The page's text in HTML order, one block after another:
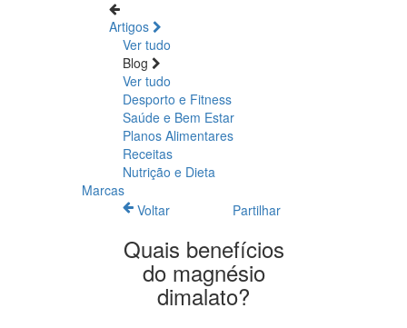
Artigos
Ver tudo
Blog
Ver tudo
Desporto e Fitness
Saúde e Bem Estar
Planos Alimentares
Receitas
Nutrição e Dieta
Marcas
Voltar
Partilhar
Quais benefícios
do magnésio
dimalato?